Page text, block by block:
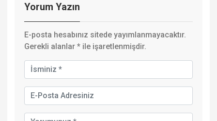
Yorum Yazın
E-posta hesabınız sitede yayımlanmayacaktır.
Gerekli alanlar * ile işaretlenmişdir.